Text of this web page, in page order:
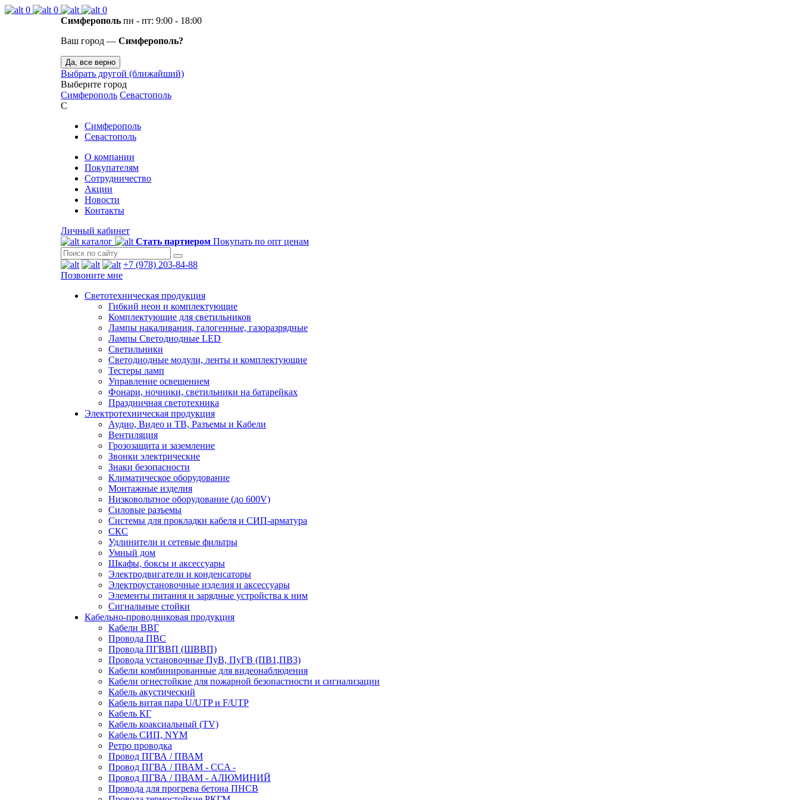
0 0
0
Симферополь пн - пт: 9:00 - 18:00
Ваш город — Симферополь?
Да, все верно
Выбрать другой (ближайший)
Выберите город
Симферополь Севастополь
С
Симферополь
Севастополь
О компании
Покупателям
Сотрудничество
Акции
Новости
Контакты
Личный кабинет
каталог
Стать партнером Покупать по опт ценам
+7 (978) 203-84-88
Позвоните мне
Светотехническая продукция
Гибкий неон и комплектующие
Комплектующие для светильников
Лампы накаливания, галогенные, газоразрядные
Лампы Светодиодные LED
Светильники
Светодиодные модули, ленты и комплектующие
Тестеры ламп
Управление освещением
Фонари, ночники, светильники на батарейках
Праздничная светотехника
Электротехническая продукция
Аудио, Видео и ТВ, Разъемы и Кабели
Вентиляция
Грозозащита и заземление
Звонки электрические
Знаки безопасности
Климатическое оборудование
Монтажные изделия
Низковольтное оборудование (до 600V)
Силовые разъемы
Системы для прокладки кабеля и СИП-арматура
СКС
Удлинители и сетевые фильтры
Умный дом
Шкафы, боксы и аксессуары
Электродвигатели и конденсаторы
Электроустановочные изделия и аксессуары
Элементы питания и зарядные устройства к ним
Сигнальные стойки
Кабельно-проводниковая продукция
Кабели ВВГ
Провода ПВС
Провода ПГВВП (ШВВП)
Провода установочные ПуВ, ПуГВ (ПВ1,ПВ3)
Кабели комбинированные для видеонаблюдения
Кабели огнестойкие для пожарной безопастности и сигнализации
Кабель акустический
Кабель витая пара U/UTP и F/UTP
Кабель КГ
Кабель коаксиальный (TV)
Кабель СИП, NYM
Ретро проводка
Провод ПГВА / ПВАМ
Провод ПГВА / ПВАМ - CCA -
Провод ПГВА / ПВАМ - АЛЮМИНИЙ
Провода для прогрева бетона ПНСВ